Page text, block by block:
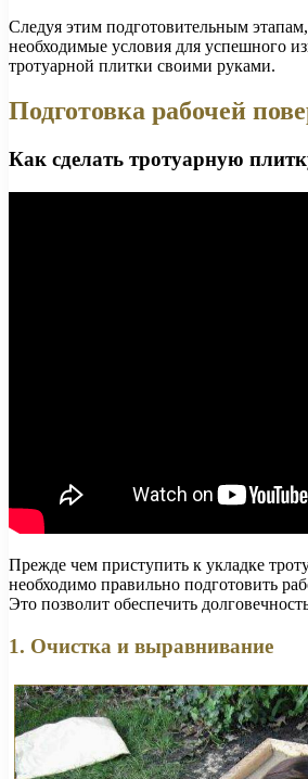
Следуя этим подготовительным
необходимые условия для успешного
тротуарной плитки своими руками.
Подготовка рабочей
Как сделать тротуарную
Прежде чем приступить к укладке
необходимо правильно подготовить
Это позволит обеспечить
1. Очистка и выравнивание